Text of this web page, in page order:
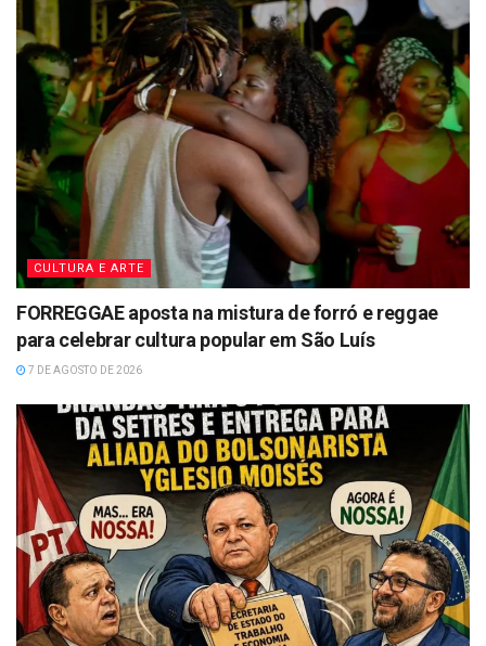
CULTURA E ARTE
FORREGGAE aposta na mistura de forró e reggae
para celebrar cultura popular em São Luís
7 DE AGOSTO DE 2026